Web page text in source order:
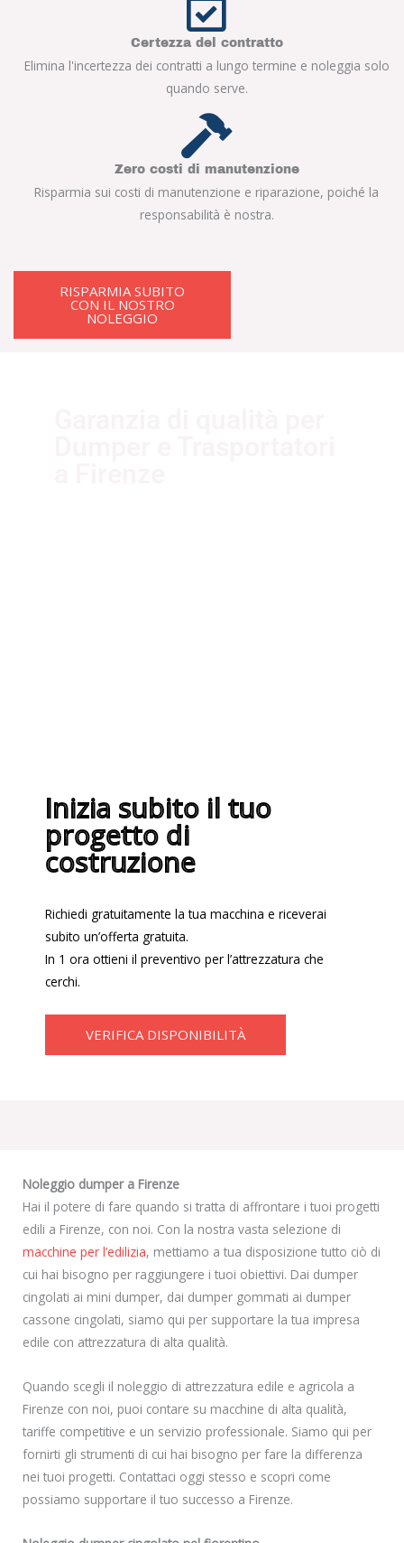
Certezza del contratto
Elimina l'incertezza dei contratti a lungo termine e noleggia solo
quando serve.
Zero costi di manutenzione
Risparmia sui costi di manutenzione e riparazione, poiché la
responsabilità è nostra.
RISPARMIA SUBITO
CON IL NOSTRO
NOLEGGIO
Inizia subito il tuo
progetto di
costruzione
Richiedi gratuitamente la tua macchina e riceverai
subito un’offerta gratuita.
In 1 ora ottieni il preventivo per l’attrezzatura che
cerchi.
VERIFICA DISPONIBILITÀ
Noleggio dumper a Firenze
Hai il potere di fare quando si tratta di affrontare i tuoi progetti
edili a Firenze, con noi. Con la nostra vasta selezione di
macchine per l’edilizia, mettiamo a tua disposizione tutto ciò di
cui hai bisogno per raggiungere i tuoi obiettivi. Dai dumper
cingolati ai mini dumper, dai dumper gommati ai dumper
cassone cingolati, siamo qui per supportare la tua impresa
edile con attrezzatura di alta qualità.
Quando scegli il noleggio di attrezzatura edile e agricola a
Firenze con noi, puoi contare su macchine di alta qualità,
tariffe competitive e un servizio professionale. Siamo qui per
fornirti gli strumenti di cui hai bisogno per fare la differenza
nei tuoi progetti. Contattaci oggi stesso e scopri come
possiamo supportare il tuo successo a Firenze.